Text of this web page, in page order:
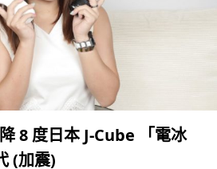
8 度日本 J-Cube 「電冰
(加震)